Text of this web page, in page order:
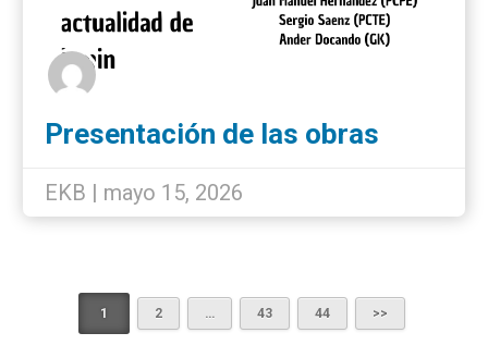
Presentación de las obras
EKB | mayo 15, 2026
1 2 … 43 44